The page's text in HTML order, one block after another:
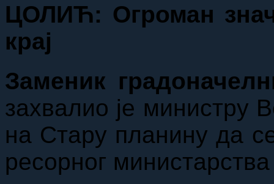
ЦОЛИЋ: Огроман
крај
Заменик
захвалио је министру
на Стару планину да
ресорног министарства